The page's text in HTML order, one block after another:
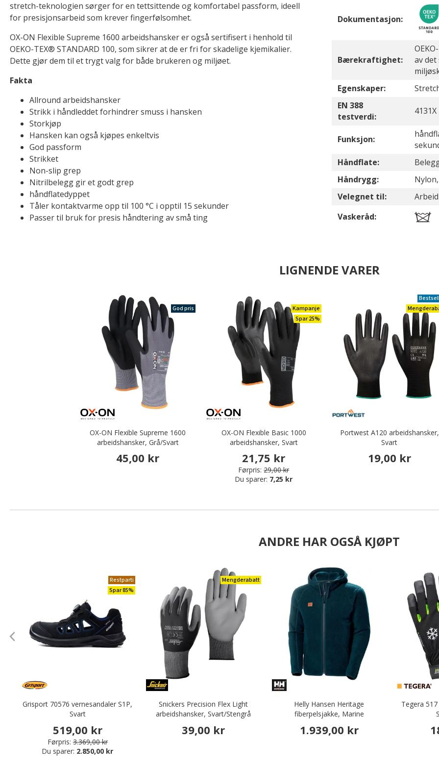
stretch-teknologien sørger for en tettsittende og komfortabel passform, ideell
for presisjonsarbeid som krever fingerfølsomhet.
OX-ON Flexible Supreme 1600 arbeidshansker er også sertifisert i henhold til
OEKO-TEX® STANDARD 100, som sikrer at de er fri for skadelige kjemikalier.
Dette gjør dem til et trygt valg for både brukeren og miljøet.
Fakta
Allround arbeidshansker
Strikk i håndleddet forhindrer smuss i hansken
Storkjøp
Hansken kan også kjøpes enkeltvis
God passform
Strikket
Non-slip grep
Nitrilbelegg gir et godt grep
håndflatedyppet
Tåler kontaktvarme opp til 100 °C i opptil 15 sekunder
Passer til bruk for presis håndtering av små ting
Dokumentasjon:
Bærekraftighet:
av
Egenskaper:
EN 388
testverdi:
4131X
Funksjon:
Håndflate:
Håndrygg:
Velegnet til:
Arbeid
Vaskeråd:
LIGNENDE VARER
God pris
OX-ON Flexible Supreme 1600
arbeidshansker, Grå/Svart
45,00 kr
Kampanje
Spar 25%
OX-ON Flexible Basic 1000
arbeidshansker, Svart
21,75 kr
Førpris: 29,00 kr
Du sparer: 7,25 kr
Portwest A120 arbeidshansker,
Svart
19,00 kr
ANDRE HAR OGSÅ KJØPT
Restparti
Spar 85%
Grisport 70576 vernesandaler S1P,
Svart
519,00 kr
Førpris: 3.369,00 kr
Du sparer: 2.850,00 kr
Mengderabatt
Snickers Precision Flex Light
arbeidshansker, Svart/Stengrå
39,00 kr
Helly Hansen Heritage
fiberpelsjakke, Marine
1.939,00 kr
Tegera